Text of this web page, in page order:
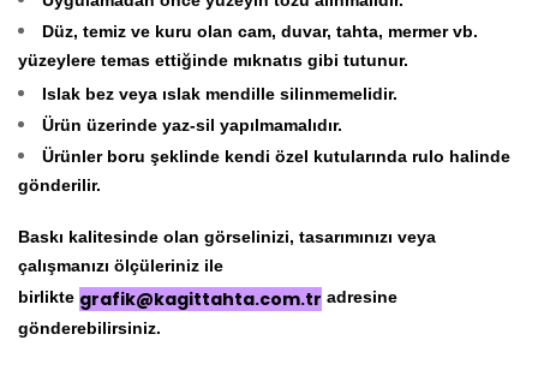
Düz, temiz ve kuru olan cam, duvar, tahta, mermer vb.
yüzeylere temas ettiğinde mıknatıs gibi tutunur.
Islak bez veya ıslak mendille silinmemelidir.
Ürün üzerinde yaz-sil yapılmamalıdır.
Ürünler boru şeklinde kendi özel kutularında rulo halinde
gönderilir.
Baskı kalitesinde olan görselinizi, tasarımınızı veya
çalışmanızı ölçüleriniz ile
birlikte grafik@kagittahta.com.tr adresine
gönderebilirsiniz.